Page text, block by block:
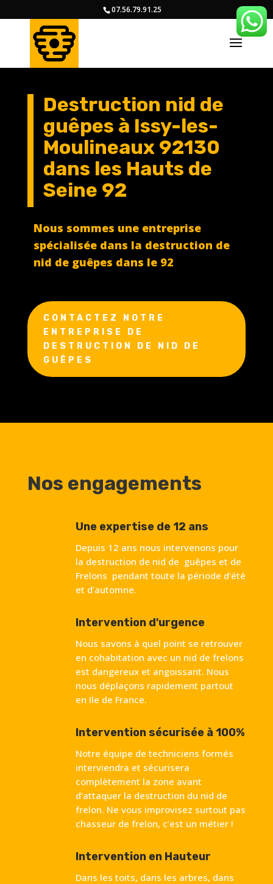
07.56.79.91.25
Destruction nid de
guêpes à Issy-les-
Moulineaux 92130
dans les Hauts de
Seine 92
Nous sommes une entreprise
spécialisée dans la destruction de
nid de guêpes dans le 92
CONTACTEZ NOTRE
ENTREPRISE DE
DESTRUCTION DE NID DE
GUÊPES
Nos engagements
Une expertise de 12 ans
Depuis 12 ans nous intervenons pour
la destruction de nid de guêpes et de
Frelons pendant toute la période d’été
et d’automne.
Intervention d'urgence
Nous savons à quel point se retrouver
en cohabitation avec un nid de frelons
est dangereux et angoissant. Nous
nous déplaçons rapidement partout
en Ile de France.
Intervention sécurisée à 100%
Notre équipe de techniciens formés
interviendra et sécurisera
complètement la zone avant
d’attaquer la destruction du nid de
frelon. Ne vous improvisez surtout pas
chasseur de frelon, c’est un métier !
Intervention en Hauteur
Dans les toits, dans les arbres, dans